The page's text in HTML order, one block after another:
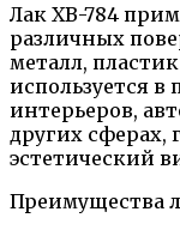
Лак ХВ-784
различных
металл,
используется в
интерьеров,
других сферах,
эстетический
Преимущества